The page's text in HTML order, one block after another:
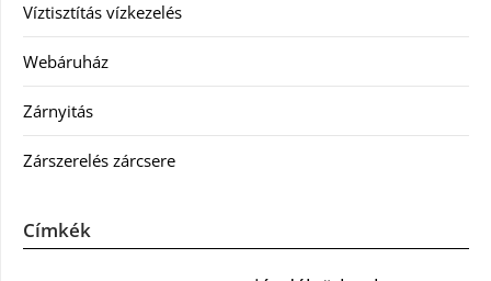
Víztisztítás vízkezelés
Webáruház
Zárnyitás
Zárszerelés zárcsere
Címkék